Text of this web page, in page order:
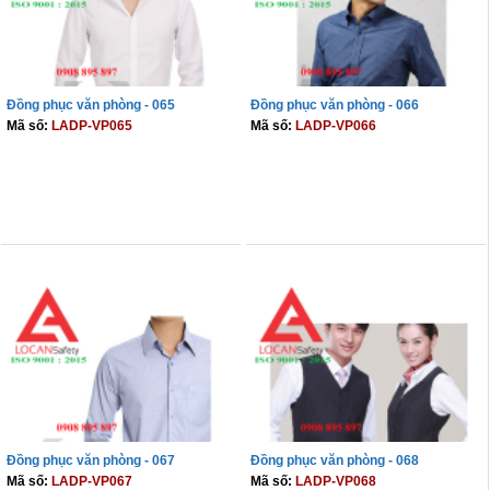
Đồng phục văn phòng - 065
Mã số: LADP-VP065
Đồng phục văn phòng - 066
Mã số: LADP-VP066
Đồng phục văn phòng - 067
Mã số: LADP-VP067
Đồng phục văn phòng - 068
Mã số: LADP-VP068